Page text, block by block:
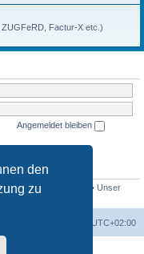
den
zu
Factur-X etc.)
Angemeldet bleiben
insgesamt
• Unser
UTC+02:00
phpBB Limited